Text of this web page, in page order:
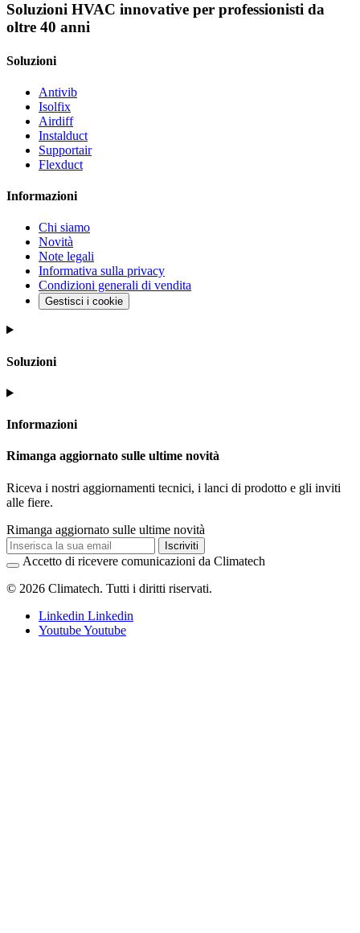
Soluzioni HVAC innovative per professionisti da
oltre 40 anni
Soluzioni
Antivib
Isolfix
Airdiff
Instalduct
Supportair
Flexduct
Informazioni
Chi siamo
Novità
Note legali
Informativa sulla privacy
Condizioni generali di vendita
Gestisci i cookie
Soluzioni
Informazioni
Rimanga aggiornato sulle ultime novità
Riceva i nostri aggiornamenti tecnici, i lanci di prodotto e gli inviti
alle fiere.
Rimanga aggiornato sulle ultime novità
Iscriviti
Accetto di ricevere comunicazioni da Climatech
© 2026 Climatech. Tutti i diritti riservati.
Linkedin Linkedin
YoutubeYoutube